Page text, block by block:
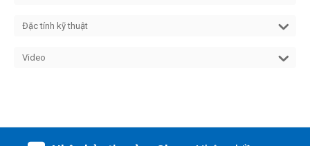
Đặc tính kỹ thuật
Video